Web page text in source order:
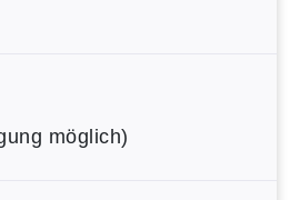
möglich)